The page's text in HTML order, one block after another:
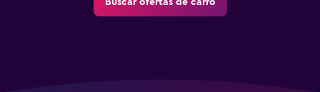
Buscar ofertas de carro